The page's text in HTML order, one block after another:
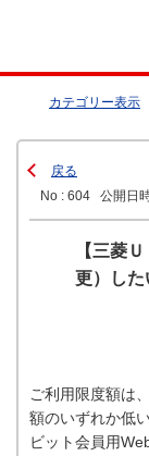
カテゴリー表示
戻る
No : 604
公開日
【三菱
更）した
ご利用限度額は
額のいずれか低
ビット会員用